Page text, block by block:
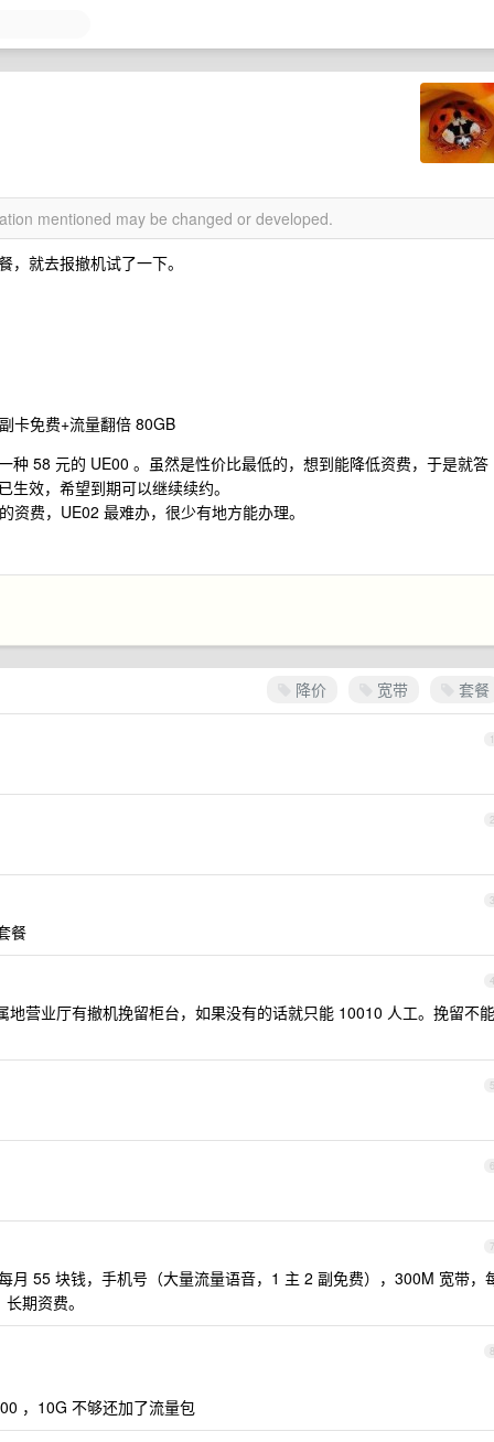
mentioned may be changed or developed.
就去报撤机试了一下。
卡免费+流量翻倍 80GB
种 58 元的 UE00 。虽然是性价比最低的，想到能降低资费，于是就答
效，希望到期可以继续续约。
费，UE02 最难办，很少有地方能办理。
降价 宽带 套餐
1
2
3
餐
4
营业厅有撤机挽留柜台，如果没有的话就只能 10010 人工。挽留不能
5
6
7
月 55 块钱，手机号（大量流量语音，1 主 2 副免费），300M 宽带，
期资费。
8
，10G 不够还加了流量包